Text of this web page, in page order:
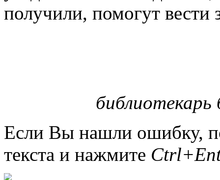
получили, помогут вести
Если Вы нашли ошибку,
текста и нажмите